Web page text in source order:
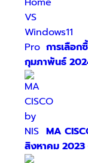
การเลือก
กุมภาพันธ์
MA
สิงหาคม 2023